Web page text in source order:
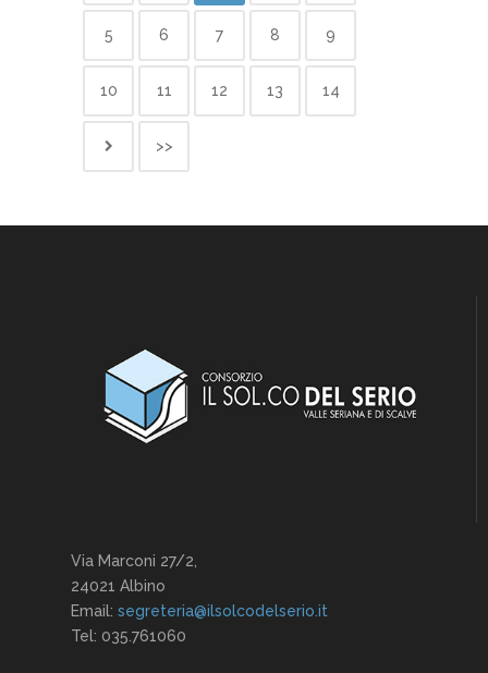
5 6 7 8 9
10 11 12 13 14
>>
Via Marconi 27/2,
24021 Albino
Email: segreteria@ilsolcodelserio.it
Tel: 035.761060